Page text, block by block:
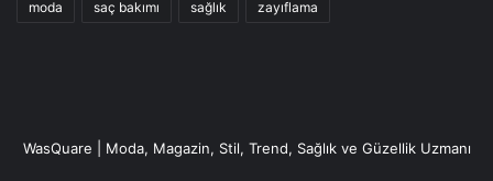
moda saç bakımı sağlık zayıflama
WasQuare | Moda, Magazin, Stil, Trend, Sağlık ve Güzellik Uzmanı